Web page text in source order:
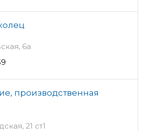
6а
производственная
21 ст1